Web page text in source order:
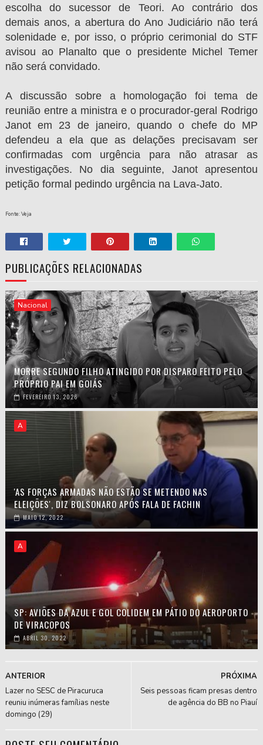
escolha do sucessor de Teori. Ao contrário dos
demais anos, a abertura do Ano Judiciário não terá
solenidade e, por isso, o próprio cerimonial do STF
avisou ao Planalto que o presidente Michel Temer
não será convidado.
A discussão sobre a homologação foi tema de
reunião entre a ministra e o procurador-geral Rodrigo
Janot em 23 de janeiro, quando o chefe do MP
defendeu a ela que as delações precisavam ser
confirmadas com urgência para não atrasar as
investigações. No dia seguinte, Janot apresentou
petição formal pedindo urgência na Lava-Jato.
Fonte: Veja
PUBLICAÇÕES RELACIONADAS
Nacional
MORRE SEGUNDO FILHO ATINGIDO POR DISPARO FEITO PELO
PRÓPRIO PAI EM GOIÁS
FEVEREIRO 13, 2026
A
'AS FORÇAS ARMADAS NÃO ESTÃO SE METENDO NAS
ELEIÇÕES', DIZ BOLSONARO APÓS FALA DE FACHIN
MAIO 12, 2022
A
SP: AVIÕES DA AZUL E GOL COLIDEM EM PÁTIO DO AEROPORTO
DE VIRACOPOS
ABRIL 30, 2022
PRÓXIMA
Seis pessoas ficam presas dentro
de agência do BB no Piauí
ANTERIOR
Lazer no SESC de Piracuruca
reuniu inúmeras famílias neste
domingo (29)